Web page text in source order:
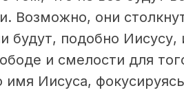
Возможно, они
будут, подобно Иисусу,
и смелости для
Иисуса,